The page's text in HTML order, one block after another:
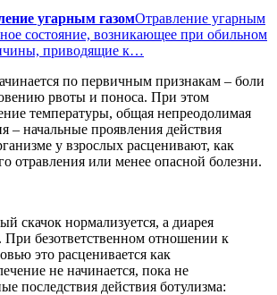
угарным газомОтравление угарным
состояние, возникающее при обильном
приводящие к…
по первичным признакам – боли
рвоты и поноса. При этом
температуры, общая непреодолимая
– начальные проявления действия
у взрослых расценивают, как
отравления или менее опасной болезни.
скачок нормализуется, а диарея
При безответственном отношении к
это расценивается как
не начинается, пока не
последствия действия ботулизма: